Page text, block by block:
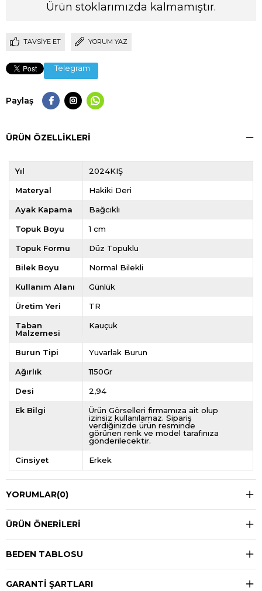
Ürün stoklarımızda kalmamıştır.
TAVSIYE ET YORUM YAZ
Telegram
Paylaş
ÜRÜN ÖZELLIKLERI
Yıl 2024KIŞ
Materyal Hakiki Deri
Ayak Kapama Bağcıklı
Topuk Boyu 1 cm
Topuk Formu Düz Topuklu
Bilek Boyu Normal Bilekli
Kullanım Alanı Günlük
Üretim Yeri TR
Taban
Malzemesi
Kauçuk
Burun Tipi Yuvarlak Burun
Ağırlık 1150Gr
Desi 2,94
Ek Bilgi
Ürün Görselleri firmamıza ait olup
izinsiz kullanılamaz. Sipariş
verdiğinizde ürün resminde
görünen renk ve model tarafınıza
gönderilecektir.
Cinsiyet Erkek
YORUMLAR(0)
ÜRÜN ÖNERILERI
BEDEN TABLOSU
GARANTİ ŞARTLARI